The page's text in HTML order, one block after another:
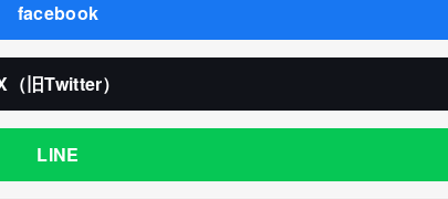
facebook
（旧Twitter）
LINE